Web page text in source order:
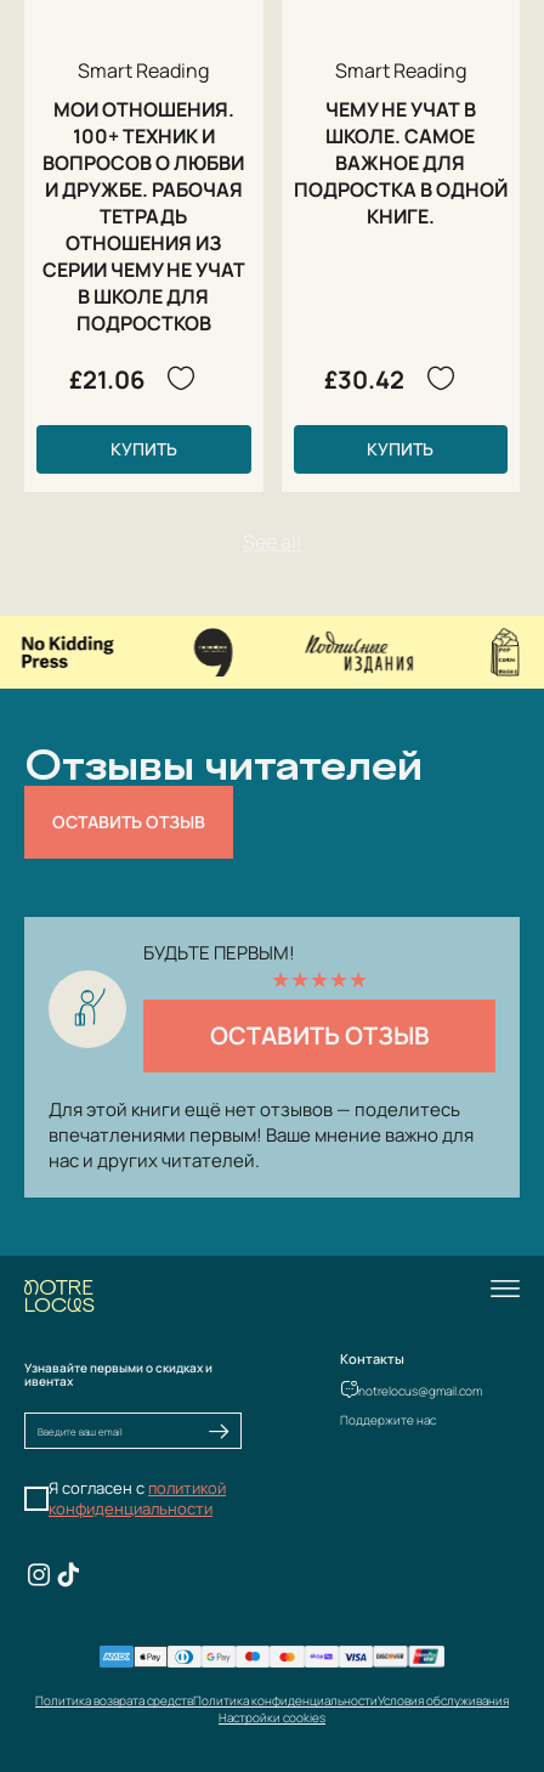
Smart Reading
МОИ ОТНОШЕНИЯ.
100+ ТЕХНИК И
ВОПРОСОВ О ЛЮБВИ
И ДРУЖБЕ. РАБОЧАЯ
ТЕТРАДЬ
ОТНОШЕНИЯ ИЗ
СЕРИИ ЧЕМУ НЕ УЧАТ
В ШКОЛЕ ДЛЯ
ПОДРОСТКОВ
£21.06
КУПИТЬ
Smart Reading
ЧЕМУ НЕ УЧАТ В
ШКОЛЕ. САМОЕ
ВАЖНОЕ ДЛЯ
ПОДРОСТКА В ОДНОЙ
КНИГЕ.
£30.42
КУПИТЬ
Отзывы читателей
ОСТАВИТЬ ОТЗЫВ
БУДЬТЕ ПЕРВЫМ!
★★★★★
ОСТАВИТЬ ОТЗЫВ
Для этой книги ещё нет отзывов — поделитесь
впечатлениями первым! Ваше мнение важно для
нас и других читателей.
Узнавайте первыми о скидках и
ивентах
Я согласен с политикой
конфиденциальности
Контакты
notrelocus@gmail.com
Поддержите нас
Политика возврата средствПолитика конфиденциальностиУсловия обслуживания
Настройки cookies